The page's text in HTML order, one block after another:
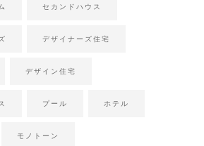
セカンドハウス
デザイナーズ住宅
デザイン住宅
プール ホテル
モノトーン